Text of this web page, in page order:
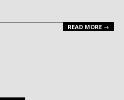
READ MORE →